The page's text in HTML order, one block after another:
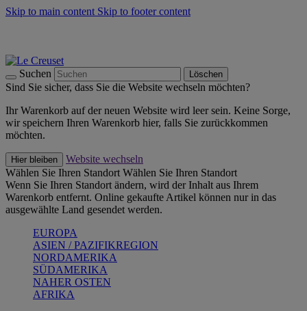
Skip to main content Skip to footer content
Suchen Löschen
Sind Sie sicher, dass Sie die Website wechseln möchten?
Ihr Warenkorb auf der neuen Website wird leer sein. Keine Sorge,
wir speichern Ihren Warenkorb hier, falls Sie zurückkommen
möchten.
Hier bleiben
Website wechseln
Wählen Sie Ihren Standort Wählen Sie Ihren Standort
Wenn Sie Ihren Standort ändern, wird der Inhalt aus Ihrem
Warenkorb entfernt. Online gekaufte Artikel können nur in das
ausgewählte Land gesendet werden.
EUROPA
ASIEN / PAZIFIKREGION
NORDAMERIKA
SÜDAMERIKA
NAHER OSTEN
AFRIKA